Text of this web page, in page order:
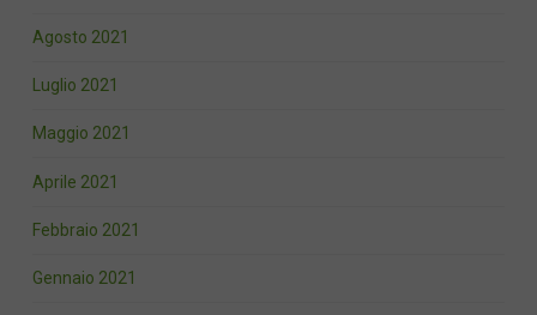
Agosto 2021
Luglio 2021
Maggio 2021
Aprile 2021
Febbraio 2021
Gennaio 2021